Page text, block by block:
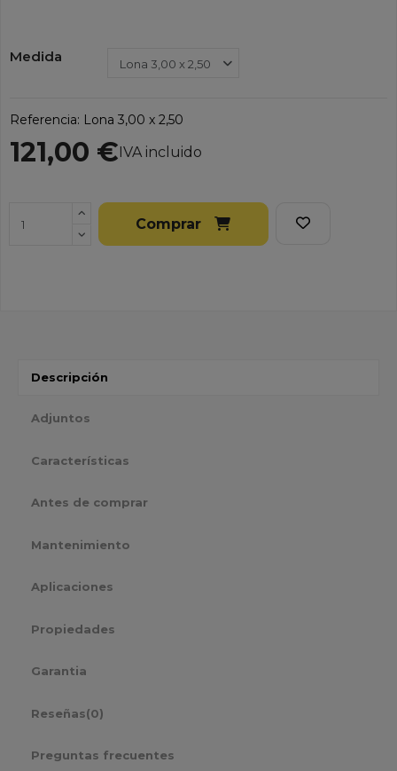
Medida
Referencia: Lona 3,00 x 2,50
121,00 € IVA incluido
Comprar
Descripción
Adjuntos
Características
Antes de comprar
Mantenimiento
Aplicaciones
Propiedades
Garantia
Reseñas(0)
Preguntas frecuentes